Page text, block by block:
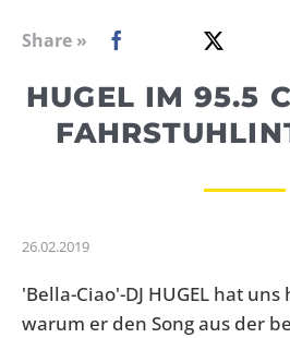
WEBRADIO
Share »
HUGEL IM 95.5
26.02.2019
'Bella-Ciao'-DJ HUGEL hat uns
warum er den Song aus der